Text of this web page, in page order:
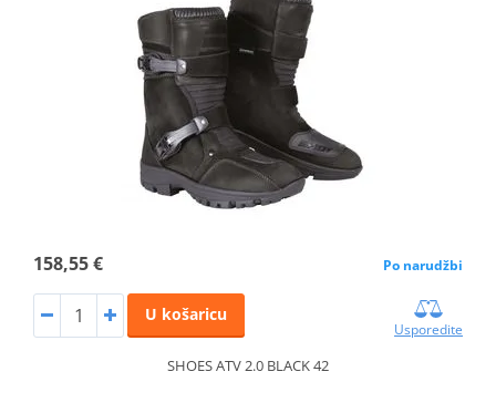
158,55 € Po narudžbi
U košaricu
Usporedite
SHOES ATV 2.0 BLACK 42